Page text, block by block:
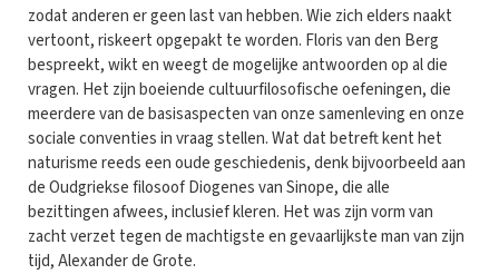
zodat anderen er geen last van hebben. Wie zich elders naakt
vertoont, riskeert opgepakt te worden. Floris van den Berg
bespreekt, wikt en weegt de mogelijke antwoorden op al die
vragen. Het zijn boeiende cultuurfilosofische oefeningen, die
meerdere van de basisaspecten van onze samenleving en onze
sociale conventies in vraag stellen. Wat dat betreft kent het
naturisme reeds een oude geschiedenis, denk bijvoorbeeld aan
de Oudgriekse filosoof Diogenes van Sinope, die alle
bezittingen afwees, inclusief kleren. Het was zijn vorm van
zacht verzet tegen de machtigste en gevaarlijkste man van zijn
tijd, Alexander de Grote.